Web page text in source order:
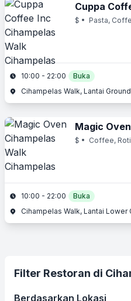
Cuppa
$ • Pasta,
10:00 - 22:00
Buka
Magic Oven
$ • Coffee, Roti
10:00 - 22:00
Buka
Filter Restoran di
Berdasarkan Lokasi